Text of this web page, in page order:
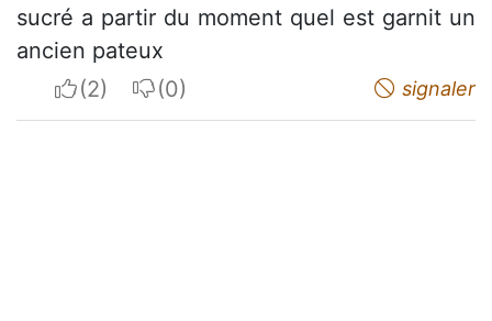
sucré a partir du moment quel est garnit un
ancien pateux
I apreciateI do not appreciate signaler